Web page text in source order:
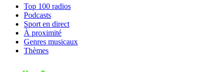
Top 100 radios
Podcasts
Sport en direct
À proximité
Genres musicaux
Thèmes